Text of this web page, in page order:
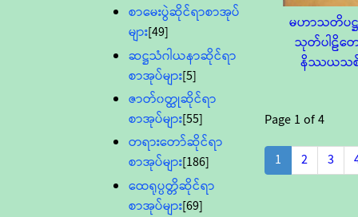
စာမေးပွဲဆိုင်ရာစာအုပ်
များ[49]
ဆဋ္ဌသံဂါယနာဆိုင်ရာ
စာအုပ်များ[5]
ဇာတ်၀တ္ထုဆိုင်ရာ
စာအုပ်များ[55]
တရားတော်ဆိုင်ရာ
စာအုပ်များ[186]
ထေရုပ္ပတ္တိဆိုင်ရာ
စာအုပ်များ[69]
မဟာသတိပဋ္
သုတ်ပါဠိတ
နိဿယသ
Page1 of4
1
2 3